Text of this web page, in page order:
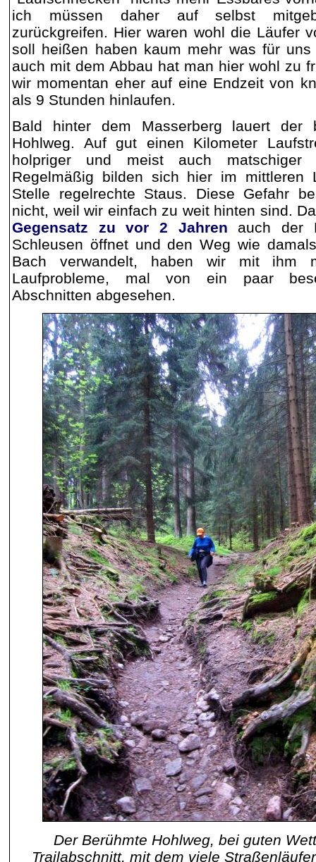
ich müssen daher auf selbst
zurückgreifen. Hier waren wohl die Läufer
soll heißen haben kaum mehr was für uns
auch mit dem Abbau hat man hier wohl zu
wir momentan eher auf eine Endzeit von
als 9 Stunden hinlaufen.
Bald hinter dem Masserberg lauert der
Hohlweg. Auf gut einen Kilometer
holpriger und meist auch matschiger
Regelmäßig bilden sich hier im mittleren
Stelle regelrechte Staus. Diese Gefahr
nicht, weil wir einfach zu weit hinten sind.
Gegensatz zu vor 2 Jahren auch der
Schleusen öffnet und den Weg wie
Bach verwandelt, haben wir mit ihm
Laufprobleme, mal von ein paar
Abschnitten abgesehen.
Der Berühmte Hohlweg, bei guten
Trailabschnitt, mit dem viele